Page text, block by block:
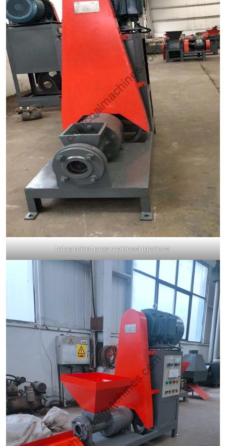
talaş briket pres makinesi fabrikası